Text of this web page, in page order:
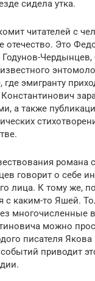
сидела утка.
читателей с
отечество. Это
Годунов-
эмигранту
а также
романа
говорит о себе
лица. К тому же,
с каким-то Яшей.
многочисленные
можно
писателя
приводит